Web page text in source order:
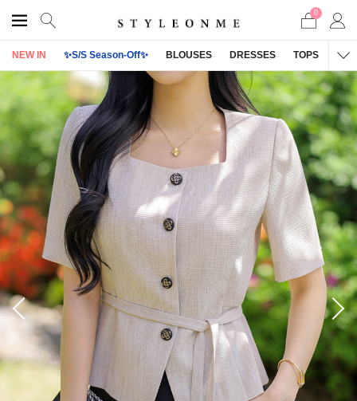
0
NEW IN ✨S/S Season-Off✨ BLOUSES DRESSES TOPS